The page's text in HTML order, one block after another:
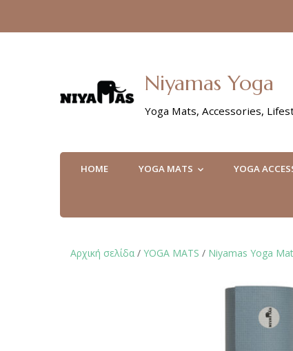
Niyamas Yoga
Yoga Mats, Accessories,
HOME YOGA MATS YOGA
Αρχική σελίδα / YOGA MATS / Niyamas Yoga Mat